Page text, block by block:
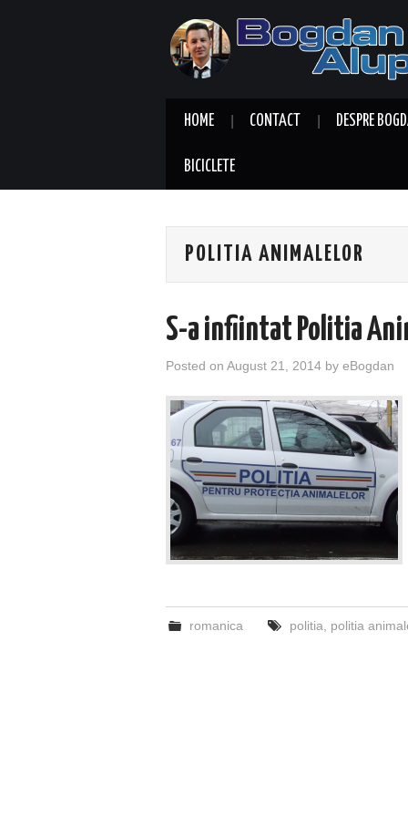
HOME CONTACT DESPRE
BICICLETE
POLITIA ANIMALELOR
S-a infiintat Politia
Posted on August 21, 2014 by eBogdan
romanica politia politia